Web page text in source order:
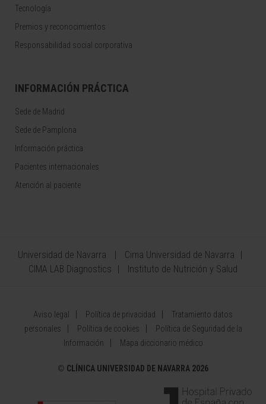
Tecnología
Premios y reconocimientos
Responsabilidad social corporativa
INFORMACIÓN PRÁCTICA
Sede de Madrid
Sede de Pamplona
Información práctica
Pacientes internacionales
Atención al paciente
Universidad de Navarra
Cima Universidad de Navarra
CIMA LAB Diagnostics
Instituto de Nutrición y Salud
Aviso legal Política de privacidad
Tratamiento datos
personales
Política de cookies
Política de Seguridad de la
Información
Mapa diccionario médico
© CLÍNICA UNIVERSIDAD DE NAVARRA 2026